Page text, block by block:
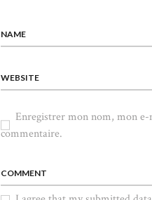
NAME
WEBSITE
Enregistrer mon nom, mon
commentaire.
COMMENT